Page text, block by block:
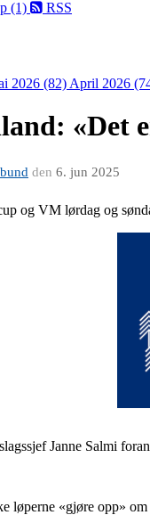
(1) RSS
2026 (82) April 2026
«Det
den 6. jun 2025
og VM lørdag og
Janne Salmi
løperne «gjøre opp»